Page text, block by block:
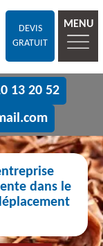
DEVIS
GRATUIT
MENU
13 20 52
dans le